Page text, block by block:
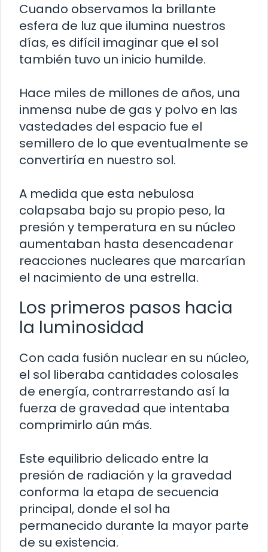
Cuando observamos la brillante
esfera de luz que ilumina nuestros
días, es difícil imaginar que el sol
también tuvo un inicio humilde.
Hace miles de millones de años, una
inmensa nube de gas y polvo en las
vastedades del espacio fue el
semillero de lo que eventualmente se
convertiría en nuestro sol.
A medida que esta nebulosa
colapsaba bajo su propio peso, la
presión y temperatura en su núcleo
aumentaban hasta desencadenar
reacciones nucleares que marcarían
el nacimiento de una estrella.
Los primeros pasos hacia
la luminosidad
Con cada fusión nuclear en su núcleo,
el sol liberaba cantidades colosales
de energía, contrarrestando así la
fuerza de gravedad que intentaba
comprimirlo aún más.
Este equilibrio delicado entre la
presión de radiación y la gravedad
conforma la etapa de secuencia
principal, donde el sol ha
permanecido durante la mayor parte
de su existencia.